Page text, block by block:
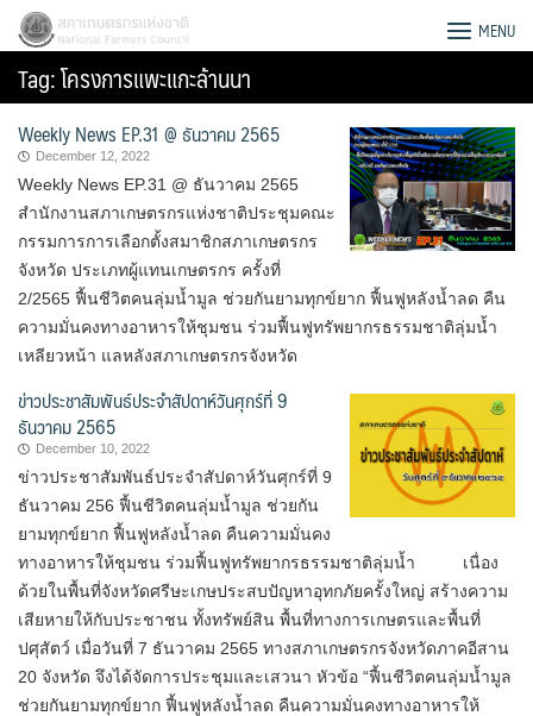
Skip
content
Search
for:
สภาเกษตรกรแห่งชาติ MENU
Tag:โครงการแพะแกะล้านนา
Weekly News EP.31 @ ธันวาคม 2565
December 12, 2022
Weekly News EP.31 @ ธันวาคม 2565
สำนักงานสภาเกษตรกรแห่งชาติประชุมคณะ
กรรมการการเลือกตั้งสมาชิกสภาเกษตรกร
จังหวัด ประเภทผู้แทนเกษตรกร ครั้งที่
2/2565 ฟื้นชีวิตคนลุ่มน้ำมูล ช่วยกันยามทุกข์ยาก ฟื้นฟูหลังน้ำลด คืน
ความมั่นคงทางอาหารให้ชุมชน ร่วมฟื้นฟูทรัพยากรธรรมชาติลุ่มน้ำ
เหลียวหน้า แลหลังสภาเกษตรกรจังหวัด
ข่าวประชาสัมพันธ์ประจำสัปดาห์วันศุกร์ที่ 9
ธันวาคม 2565
December 10, 2022
ข่าวประชาสัมพันธ์ประจำสัปดาห์วันศุกร์ที่ 9
ธันวาคม 256 ฟื้นชีวิตคนลุ่มน้ำมูล ช่วยกัน
ยามทุกข์ยาก ฟื้นฟูหลังน้ำลด คืนความมั่นคง
ทางอาหารให้ชุมชน ร่วมฟื้นฟูทรัพยากรธรรมชาติลุ่มน้ำ เนื่อง
ด้วยในพื้นที่จังหวัดศรีษะเกษประสบปัญหาอุทกภัยครั้งใหญ่ สร้างความ
เสียหายให้กับประชาชน ทั้งทรัพย์สิน พื้นที่ทางการเกษตรและพื้นที่
ปศุสัตว์ เมื่อวันที่ 7 ธันวาคม 2565 ทางสภาเกษตรกรจังหวัดภาคอีสาน
20 จังหวัด จึงได้จัดการประชุมและเสวนา หัวข้อ “ฟื้นชีวิตคนลุ่มน้ำมูล
ช่วยกันยามทุกข์ยาก ฟื้นฟูหลังน้ำลด คืนความมั่นคงทางอาหารให้